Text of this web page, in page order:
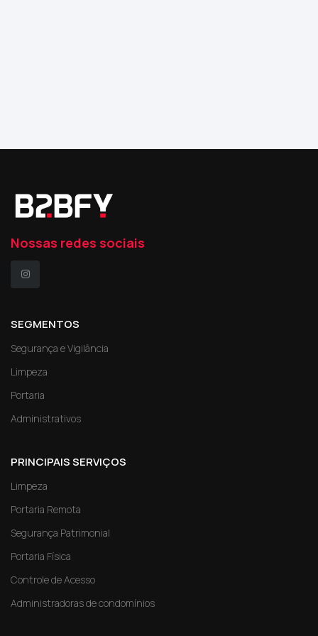
Nossas redes sociais
SEGMENTOS
Segurança e Vigilância
Limpeza
Portaria
Administrativos
PRINCIPAIS SERVIÇOS
Limpeza
Portaria Remota
Segurança Patrimonial
Portaria Física
Controle de Acesso
Administradoras de condomínios